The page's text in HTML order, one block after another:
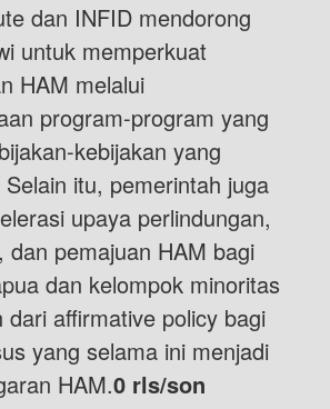
dan INFID mendorong
untuk memperkuat
HAM melalui
program-program yang
kebijakan yang
itu, pemerintah juga
upaya perlindungan,
dan pemajuan HAM bagi
dan kelompok minoritas
dari affirmative policy bagi
yang selama ini menjadi
HAM.0 rls/son